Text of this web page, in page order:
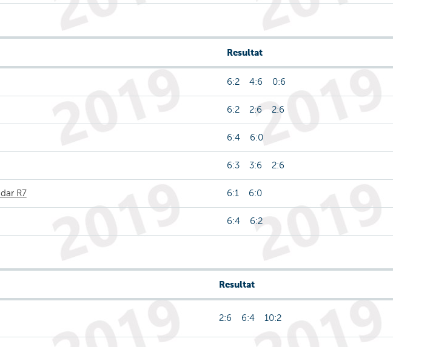
Resultat
6:2 4:6 0:6
6:2 2:6 2:6
6:4 6:0
6:3 3:6 2:6
R7 6:1 6:0
6:4 6:2
Resultat
2:6 6:4 10:2